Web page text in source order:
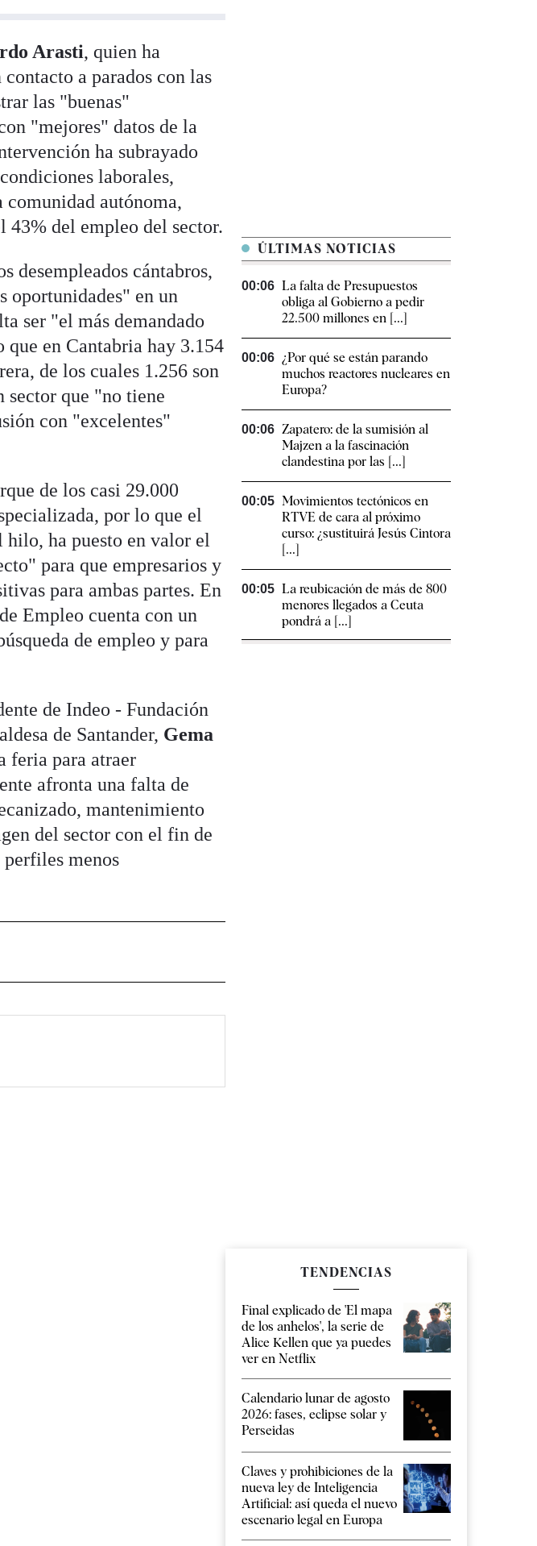
Arasti, quien ha
a parados con las
las "buenas"
"mejores" datos de la
ha subrayado
laborales,
autónoma,
43% del empleo del sector.
desempleados cántabros,
oportunidades" en un
ser "el más demandado
en Cantabria hay 3.154
de los cuales 1.256 son
sector que "no tiene
con "excelentes"
de los casi 29.000
por lo que el
hilo, ha puesto en valor el
para que empresarios y
para ambas partes. En
Empleo cuenta con un
de empleo y para
de Indeo - Fundación
de Santander, Gema
feria para atraer
afronta una falta de
mantenimiento
del sector con el fin de
menos
ÚLTIMAS NOTICIAS
00:06 La falta de Presupuestos
obliga al Gobierno a pedir
22.500 millones en [...]
00:06 ¿Por qué se están parando
muchos reactores nucleares en
Europa?
00:06 Zapatero: de la sumisión al
Majzen a la fascinación
clandestina por las [...]
00:05 Movimientos tectónicos en
RTVE de cara al próximo
curso: ¿sustituirá Jesús Cintora
[...]
00:05 La reubicación de más de 800
menores llegados a Ceuta
pondrá a [...]
TENDENCIAS
Final explicado de 'El mapa
de los anhelos', la serie de
Alice Kellen que ya puedes
ver en Netflix
Calendario lunar de agosto
2026: fases, eclipse solar y
Perseidas
Claves y prohibiciones de la
nueva ley de Inteligencia
Artificial: así queda el nuevo
escenario legal en Europa